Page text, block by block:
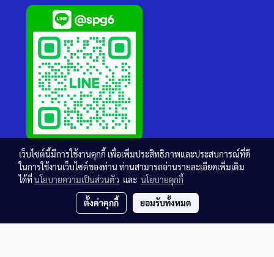
เว็บไซต์นี้มีการใช้งานคุกกี้ เพื่อเพิ่มประสิทธิภาพและประสบการณ์ที่ดี
ในการใช้งานเว็บไซต์ของท่าน ท่านสามารถอ่านรายละเอียดเพิ่มเติม
ได้ที่นโยบายความเป็นส่วนตัว และ นโยบายคุกกี้
ตั้งค่าคุกกี้ ยอมรับทั้งหมด